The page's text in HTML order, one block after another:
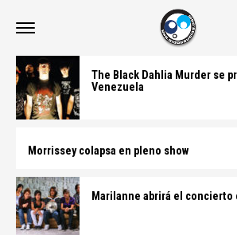
The Black Dahlia Murder se
Venezuela
Morrissey colapsa en pleno show
Marilanne abrirá el